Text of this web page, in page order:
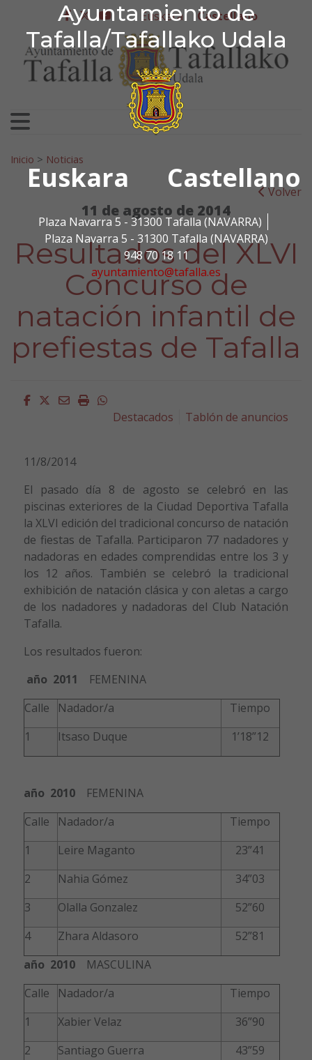
Ayuntamiento de
Tafalla/Tafallako Udala
Euskara Castellano
Plaza Navarra 5 - 31300 Tafalla (NAVARRA)
Plaza Navarra 5 - 31300 Tafalla (NAVARRA)
948 70 18 11
ayuntamiento@tafalla.es
Ir al contenido
Ayuntamiento de
facebook
twitter
youtube
Euskera Castellano
Search for:
Inicio > Noticias
Volver
11 de agosto de 2014
Resultados del XLVI
Concurso de
natación infantil de
prefiestas de Tafalla
Facebook
Twitter
EmailImprimirWhatsapp
Destacados
Tablón de anuncios
11/8/2014
El pasado día 8 de agosto se celebró en las
piscinas exteriores de la Ciudad Deportiva Tafalla
la XLVI edición del tradicional concurso de natación
de fiestas de Tafalla. Participaron 77 nadadores y
nadadoras en edades comprendidas entre los 3 y
los 12 años. También se celebró la tradicional
exhibición de natación clásica y con aletas a cargo
de los nadadores y nadadoras del Club Natación
Tafalla.
Los resultados fueron:
año 2011 FEMENINA
Calle
Nadador/a
Tiempo
1
Itsaso Duque 1’18”12
año 2010FEMENINA
Calle
Nadador/a
Tiempo
1
Leire Maganto
23”41
2
Nahia Gómez
34”03
3
Olalla Gonzalez
52”60
4
Zhara Aldasoro
52”81
año 2010MASCULINA
Calle
Nadador/a
Tiempo
1
Xabier Velaz
36”90
2
Santiago Guerra
43”59